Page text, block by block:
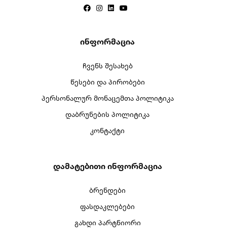
Ინფორმაცია
ჩვენს შესახებ
წესები და პირობები
პერსონალურ მონაცემთა პოლიტიკა
დაბრუნების პოლიტიკა
კონტაქტი
Დამატებითი Ინფორმაცია
ბრენდები
ფასდაკლებები
გახდი პარტნიორი